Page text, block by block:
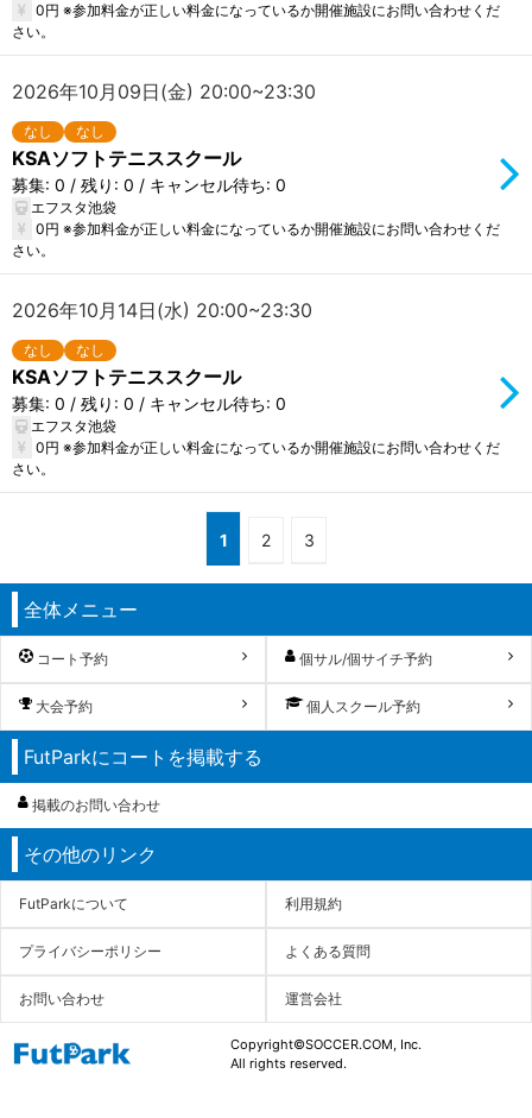
0円 ※参加料金が正しい料金になっているか開催施設にお問い合わせくだ
さい。
2026年10月09日(金) 20:00~23:30
なし なし
KSAソフトテニススクール
募集: 0 / 残り: 0 / キャンセル待ち: 0
エフスタ池袋
0円 ※参加料金が正しい料金になっているか開催施設にお問い合わせくだ
さい。
2026年10月14日(水) 20:00~23:30
なし なし
KSAソフトテニススクール
募集: 0 / 残り: 0 / キャンセル待ち: 0
エフスタ池袋
0円 ※参加料金が正しい料金になっているか開催施設にお問い合わせくだ
さい。
1 2 3
全体メニュー
コート予約 個サル/個サイチ予約
大会予約 個人スクール予約
FutParkにコートを掲載する
掲載のお問い合わせ
その他のリンク
FutParkについて 利用規約
プライバシーポリシー よくある質問
お問い合わせ 運営会社
Copyright©SOCCER.COM, Inc.
All rights reserved.